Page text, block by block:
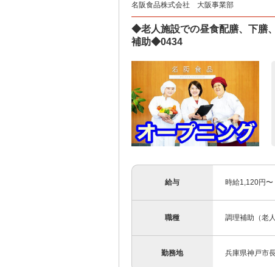
名阪食品株式会社 大阪事業部
◆老人施設での昼食配膳、下膳
補助◆0434
給与 時給1,120円〜
職種 調理補助（老人
勤務地 兵庫県神戸市